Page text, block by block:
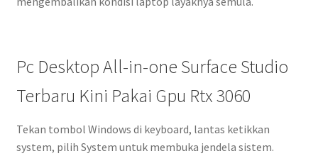
Pc Desktop All-in-one Surface Studio
Terbaru Kini Pakai Gpu Rtx 3060
Tekan tombol Windows di keyboard, lantas ketikkan
system, pilih System untuk membuka jendela sistem.